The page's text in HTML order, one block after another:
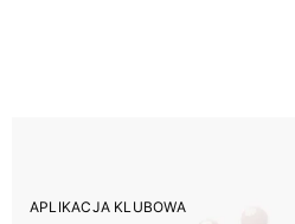
APLIKACJA KLUBOWA